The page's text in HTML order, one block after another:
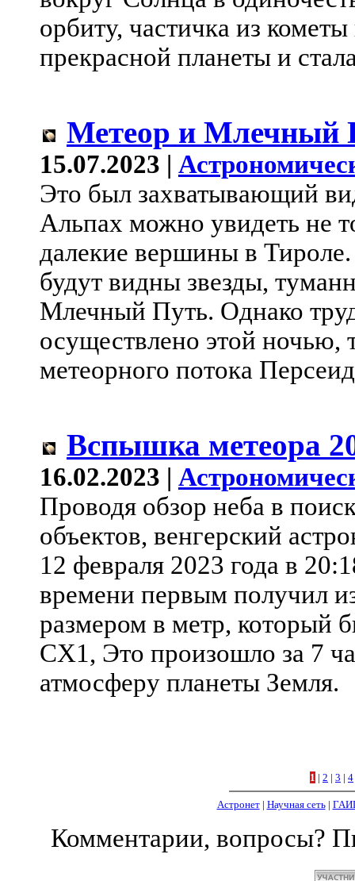
орбиту, частичка из
прекрасной планеты и
Метеор и Млечный
15.07.2023 |
Это был захватывающий
Альпах можно увидеть не
далекие вершины в
будут видны звезды,
Млечный Путь. Однако
осуществлено этой ночью,
метеорного потока
Вспышка метеора
16.02.2023 |
Проводя обзор неба в
объектов, венгерский
12 февраля 2023 года в
времени первым получил
размером в метр, который
CX1, Это произошло за 7
атмосферу планеты Земля.
1 | 2 | 3 | 4
Астронет| Научная сеть|
Комментарии, вопросы?